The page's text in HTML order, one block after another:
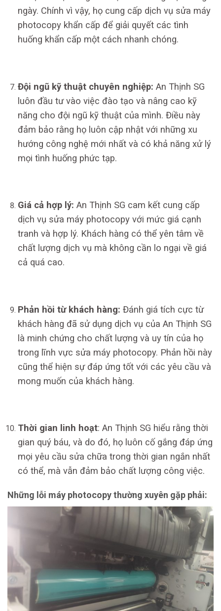
ngày. Chính vì vậy, họ cung cấp dịch vụ sửa máy
photocopy khẩn cấp để giải quyết các tình
huống khẩn cấp một cách nhanh chóng.
Đội ngũ kỹ thuật chuyên nghiệp: An Thịnh SG
luôn đầu tư vào việc đào tạo và nâng cao kỹ
năng cho đội ngũ kỹ thuật của mình. Điều này
đảm bảo rằng họ luôn cập nhật với những xu
hướng công nghệ mới nhất và có khả năng xử lý
mọi tình huống phức tạp.
Giá cả hợp lý: An Thịnh SG cam kết cung cấp
dịch vụ sửa máy photocopy với mức giá cạnh
tranh và hợp lý. Khách hàng có thể yên tâm về
chất lượng dịch vụ mà không cần lo ngại về giá
cả quá cao.
Phản hồi từ khách hàng: Đánh giá tích cực từ
khách hàng đã sử dụng dịch vụ của An Thịnh SG
là minh chứng cho chất lượng và uy tín của họ
trong lĩnh vực sửa máy photocopy. Phản hồi này
cũng thể hiện sự đáp ứng tốt với các yêu cầu và
mong muốn của khách hàng.
Thời gian linh hoạt: An Thịnh SG hiểu rằng thời
gian quý báu, và do đó, họ luôn cố gắng đáp ứng
mọi yêu cầu sửa chữa trong thời gian ngắn nhất
có thể, mà vẫn đảm bảo chất lượng công việc.
Những lỗi máy photocopy thường xuyên gặp phải: